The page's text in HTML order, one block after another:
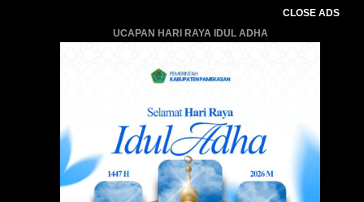
CLOSE ADS
UCAPAN HARI RAYA IDUL ADHA